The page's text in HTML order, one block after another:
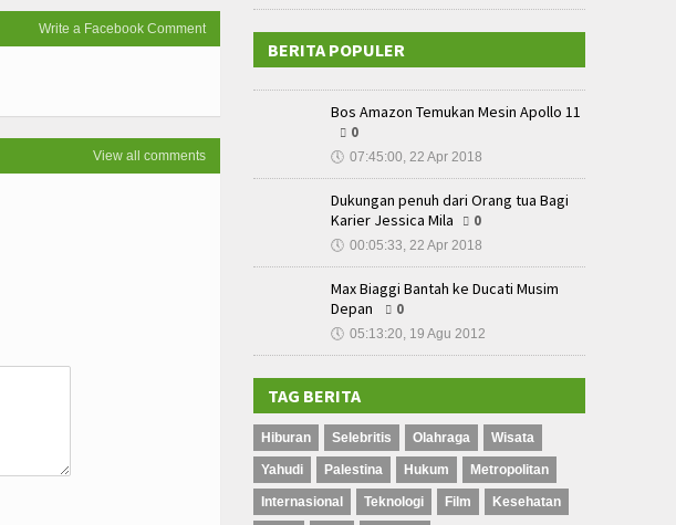
Write a Facebook Comment
View all comments
BERITA POPULER
Bos Amazon Temukan Mesin Apollo 11
0
🕔 07:45:00, 22 Apr 2018
Dukungan penuh dari Orang tua Bagi
Karier Jessica Mila
0
🕔 00:05:33, 22 Apr 2018
Max Biaggi Bantah ke Ducati Musim
Depan
0
🕔 05:13:20, 19 Agu 2012
TAG BERITA
Hiburan Selebritis Olahraga Wisata
Yahudi Palestina Hukum Metropolitan
Internasional Teknologi Film Kesehatan